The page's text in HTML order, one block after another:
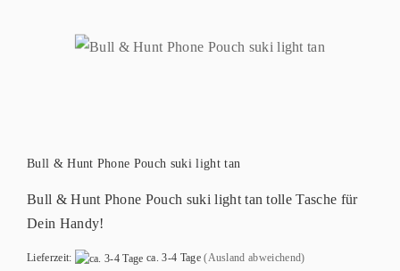
Bull & Hunt Phone Pouch suki light tan
Bull & Hunt Phone Pouch suki light tan tolle Tasche für
Dein Handy!
Lieferzeit: ca. 3-4 Tage (Ausland abweichend)